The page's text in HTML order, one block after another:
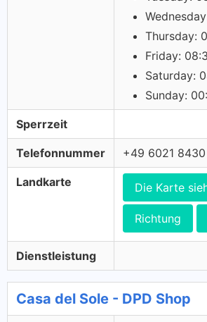
Thursday:
Friday:
Saturday:
Sunday:
Sperrzeit
Telefonnummer +49 6021 8430
Landkarte Die Karte
Richtung
Dienstleistung
Casa del Sole - DPD Shop